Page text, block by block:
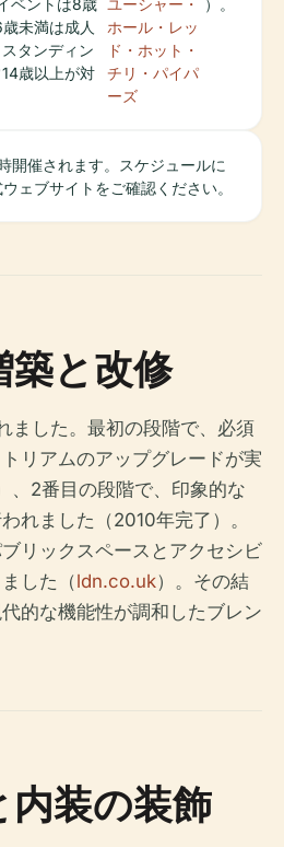
ベントは8歳
未満は成人
タンディン
歳以上が対
ユーシャー・
ホール・レッ
ド・ホット・
チリ・パイパ
ーズ
）。
開催されます。スケジュールに
ェブサイトをご確認ください。
築と改修
ました。最初の段階で、必須
リアムのアップグレードが実
、2番目の段階で、印象的な
れました（2010年完了）。
リックスペースとアクセシビ
した（ldn.co.uk）。その結
的な機能性が調和したブレン
内装の装飾